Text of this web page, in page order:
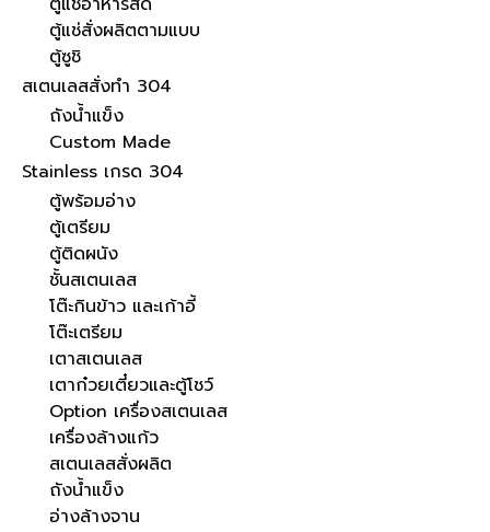
ตู้แช่สั่งผลิตตามแบบ
ตู้ซูชิ
สเตนเลสสั่งทำ 304
ถังน้ำแข็ง
Custom Made
Stainless เกรด 304
ตู้พร้อมอ่าง
ตู้เตรียม
ตู้ติดผนัง
ชั้นสเตนเลส
โต๊ะกินข้าว และเก้าอี้
โต๊ะเตรียม
เตาสเตนเลส
เตาก๋วยเตี๋ยวและตู้โชว์
Option เครื่องสเตนเลส
เครื่องล้างแก้ว
สเตนเลสสั่งผลิต
ถังน้ำแข็ง
อ่างล้างจาน